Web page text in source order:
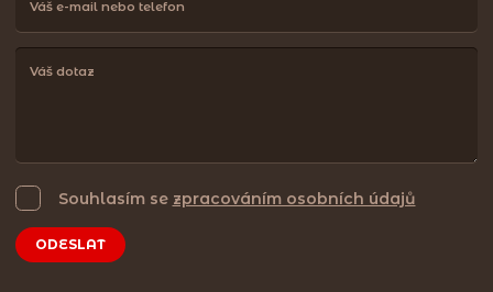
Souhlasím se zpracováním osobních údajů
ODESLAT